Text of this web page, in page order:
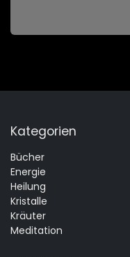
Kategorien
Bücher
Energie
Heilung
Kristalle
Kräuter
Meditation